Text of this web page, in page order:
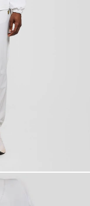
mit Sportstreifen